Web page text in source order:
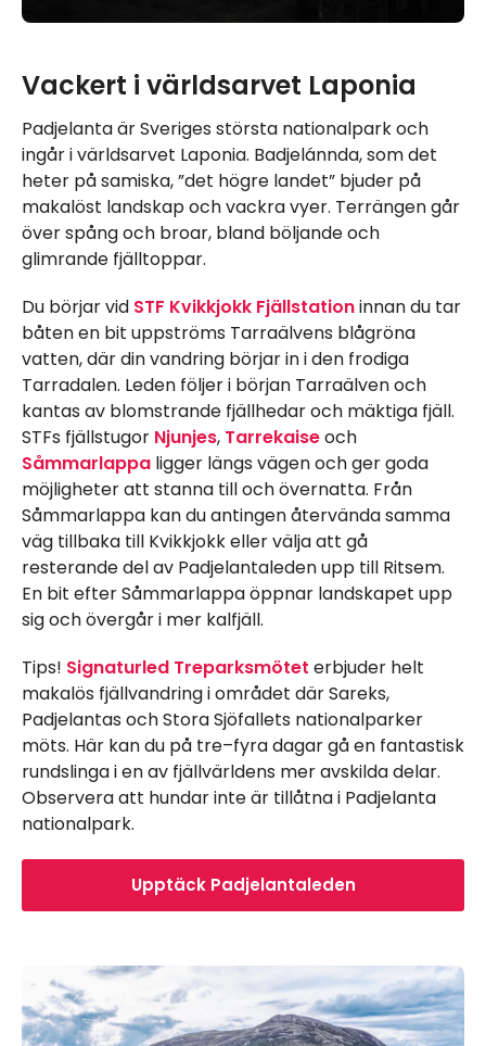
Vackert i världsarvet Laponia
Padjelanta är Sveriges största nationalpark och
ingår i världsarvet Laponia. Badjelánnda, som det
heter på samiska, ”det högre landet” bjuder på
makalöst landskap och vackra vyer. Terrängen går
över spång och broar, bland böljande och
glimrande fjälltoppar.
Du börjar vid STF Kvikkjokk Fjällstationinnan du tar
båten en bit uppströms Tarraälvens blågröna
vatten, där din vandring börjar in i den frodiga
Tarradalen. Leden följer i början Tarraälven och
kantas av blomstrande fjällhedar och mäktiga fjäll.
STFs fjällstugor Njunjes, Tarrekaiseoch
Såmmarlappa ligger längs vägen och ger goda
möjligheter att stanna till och övernatta. Från
Såmmarlappa kan du antingen återvända samma
väg tillbaka till Kvikkjokk eller välja att gå
resterande del av Padjelantaleden upp till Ritsem.
En bit efter Såmmarlappa öppnar landskapet upp
sig och övergår i mer kalfjäll.
Tips! Signaturled Treparksmötet erbjuder helt
makalös fjällvandring i området där Sareks,
Padjelantas och Stora Sjöfallets nationalparker
möts. Här kan du på tre–fyra dagar gå en fantastisk
rundslinga i en av fjällvärldens mer avskilda delar.
Observera att hundar inte är tillåtna i Padjelanta
nationalpark.
Upptäck Padjelantaleden